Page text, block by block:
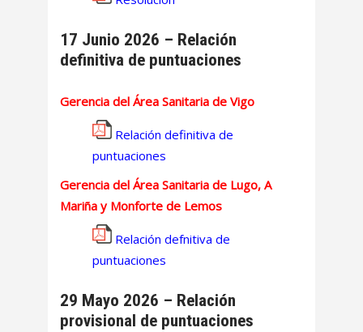
17 Junio 2026 – Relación
definitiva de puntuaciones
Gerencia del Área Sanitaria de Vigo
Relación definitiva de
puntuaciones
Gerencia del Área Sanitaria de Lugo, A
Mariña y Monforte de Lemos
Relación defnitiva de
puntuaciones
29 Mayo 2026 – Relación
provisional de puntuaciones